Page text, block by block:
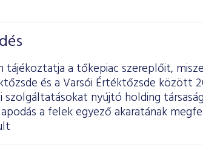
a tőkepiac szereplőit,
és a Varsói Értéktőzsde között
nyújtó holding
a felek egyező akaratának